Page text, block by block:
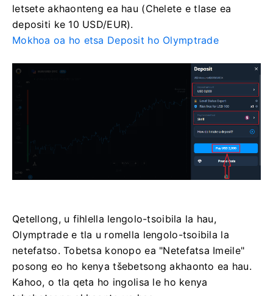
letsete akhaonteng ea hau (Chelete e tlase ea
depositi ke 10 USD/EUR).
Mokhoa oa ho etsa Deposit ho Olymptrade
Qetellong, u fihlella lengolo-tsoibila la hau,
Olymptrade e tla u romella lengolo-tsoibila la
netefatso. Tobetsa konopo ea "Netefatsa Imeile"
posong eo ho kenya tšebetsong akhaonto ea hau.
Kahoo, o tla qeta ho ingolisa le ho kenya